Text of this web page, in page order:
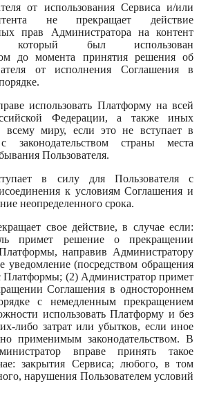
от использования Сервиса и/или
не прекращает действие
прав Администратора на контент
который был использован
до момента принятия решения об
от исполнения Соглашения в
использовать Платформу на всей
Федерации, а также иных
всему миру, если это не вступает в
законодательством страны места
Пользователя.
в силу для Пользователя с
к условиям Соглашения и
неопределенного срока.
свое действие, в случае если:
примет решение о прекращении
направив Администратору
уведомление (посредством обращения
Платформы; (2) Администратор примет
Соглашения в одностороннем
с немедленным прекращением
использовать Платформу и без
либо затрат или убытков, если иное
применимым законодательством. В
вправе принять такое
закрытия Сервиса; любого, в том
нарушения Пользователем условий